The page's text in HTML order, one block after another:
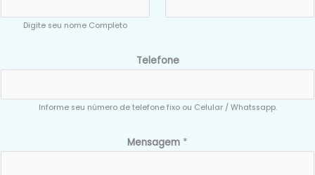
Digite seu nome Completo
Telefone
Informe seu número de telefone fixo ou Celular / Whatssapp.
Mensagem *